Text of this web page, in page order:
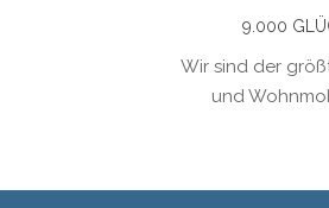
9.000
Wir sind der
und